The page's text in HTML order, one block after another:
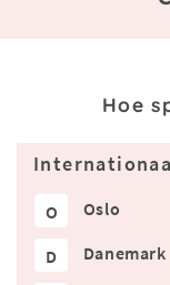
Hoe
O Oslo
D Danemark